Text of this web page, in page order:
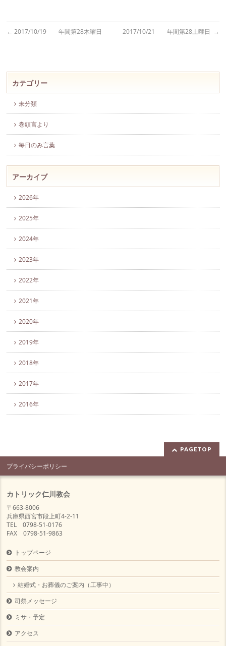
← 2017/10/19 年間第28木曜日 2017/10/21 年間第28土曜日 →
カテゴリー
未分類
巻頭言より
毎日のみ言葉
アーカイブ
2026年
2025年
2024年
2023年
2022年
2021年
2020年
2019年
2018年
2017年
2016年
PAGETOP
プライバシーポリシー
カトリック仁川教会
〒663-8006
兵庫県西宮市段上町4-2-11
TEL 0798-51-0176
FAX 0798-51-9863
トップページ
教会案内
結婚式・お葬儀のご案内（工事中）
司祭メッセージ
ミサ・予定
アクセス